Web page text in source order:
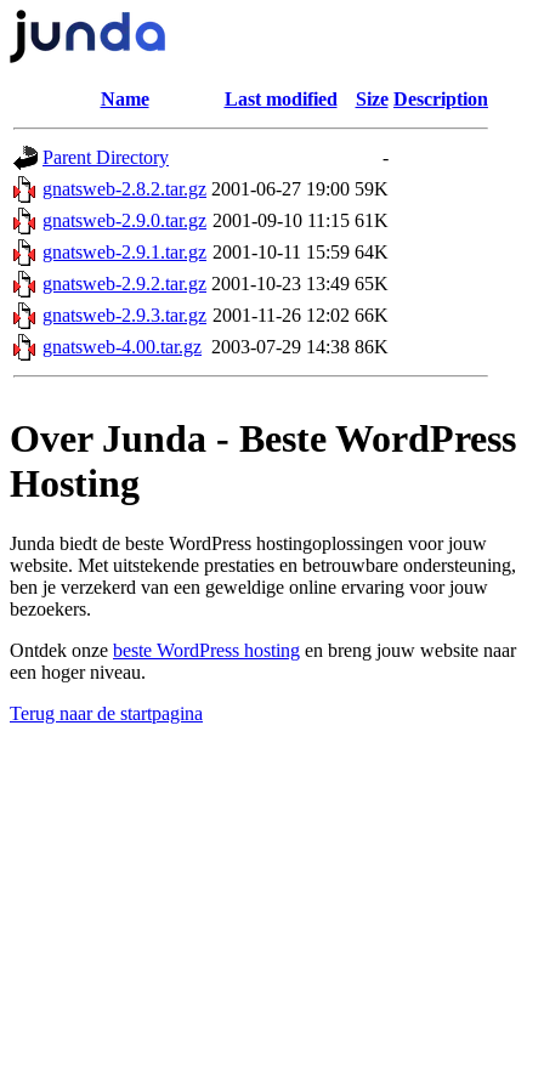
Name Last modified Size Description
Parent Directory
-
gnatsweb-2.8.2.tar.gz 2001-06-27 19:00 59K
gnatsweb-2.9.0.tar.gz 2001-09-10 11:15 61K
gnatsweb-2.9.1.tar.gz 2001-10-11 15:59 64K
gnatsweb-2.9.2.tar.gz 2001-10-23 13:49 65K
gnatsweb-2.9.3.tar.gz 2001-11-26 12:02 66K
gnatsweb-4.00.tar.gz 2003-07-29 14:38 86K
Over Junda - Beste WordPress
Hosting
Junda biedt de beste WordPress hostingoplossingen voor jouw
website. Met uitstekende prestaties en betrouwbare ondersteuning,
ben je verzekerd van een geweldige online ervaring voor jouw
bezoekers.
Ontdek onze beste WordPress hosting en breng jouw website naar
een hoger niveau.
Terug naar de startpagina